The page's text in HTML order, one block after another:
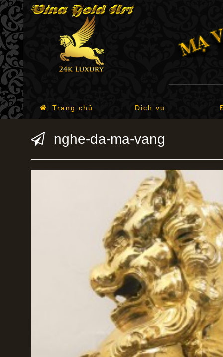
Trang chủ Dịch vụ
nghe-da-ma-vang